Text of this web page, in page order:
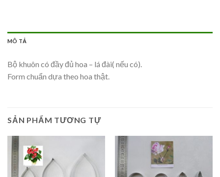
MÔ TẢ
Bộ khuôn có đầy đủ hoa – lá đài( nếu có).
Form chuẩn dựa theo hoa thật.
SẢN PHẨM TƯƠNG TỰ